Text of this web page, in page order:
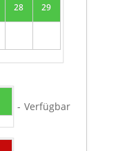
28 29
- Verfügbar